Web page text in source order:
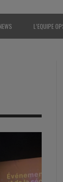
REDACCHEF »
2013
2015
L’EQUIPE
POUR